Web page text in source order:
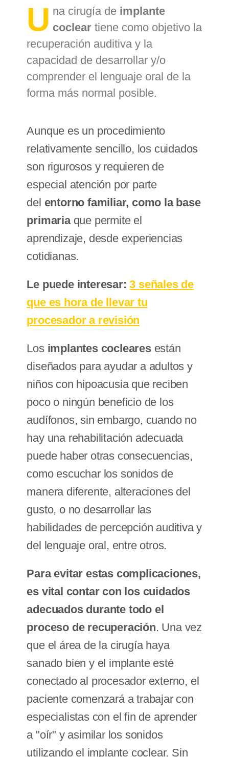
U na cirugía de implante
coclear tiene como objetivo la
recuperación auditiva y la
capacidad de desarrollar y/o
comprender el lenguaje oral de la
forma más normal posible.
Aunque es un procedimiento
relativamente sencillo, los cuidados
son rigurosos y requieren de
especial atención por parte
del entorno familiar, como la base
primariaque permite el
aprendizaje, desde experiencias
cotidianas.
Le puede interesar:3 señales de
que es hora de llevar tu
procesador a revisión
Los implantes coclearesestán
diseñados para ayudar a adultos y
niños con hipoacusia que reciben
poco o ningún beneficio de los
audífonos, sin embargo, cuando no
hay una rehabilitación adecuada
puede haber otras consecuencias,
como escuchar los sonidos de
manera diferente, alteraciones del
gusto, o no desarrollar las
habilidades de percepción auditiva y
del lenguaje oral, entre otros.
Para evitar estas complicaciones,
es vital contar con los cuidados
adecuados durante todo el
proceso de recuperación. Una vez
que el área de la cirugía haya
sanado bien y el implante esté
conectado al procesador externo, el
paciente comenzará a trabajar con
especialistas con el fin de aprender
a "oír" y asimilar los sonidos
utilizando el implante coclear. Sin